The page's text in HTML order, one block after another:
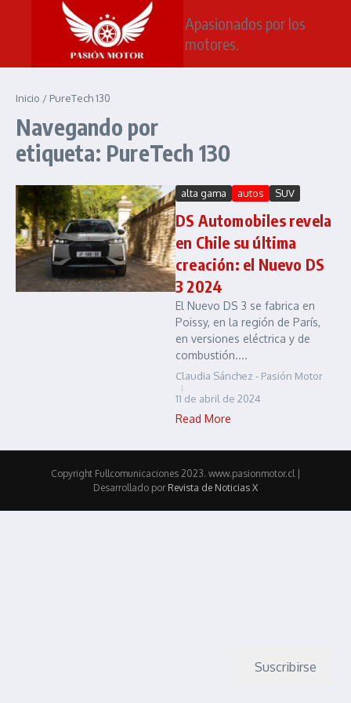
Saltar al contenido
Apasionados por los
motores.
Inicio / PureTech 130
Navegando por
etiqueta: PureTech 130
alta gama autos SUV
DS Automobiles revela
en Chile su última
creación: el Nuevo DS
3 2024
El Nuevo DS 3 se fabrica en
Poissy, en la región de París,
en versiones eléctrica y de
combustión....
Claudia Sánchez - Pasión Motor
11 de abril de 2024
Read More
Copyright Fullcomunicaciones 2023. www.pasionmotor.cl |
Desarrollado por Revista de Noticias X
Suscribirse